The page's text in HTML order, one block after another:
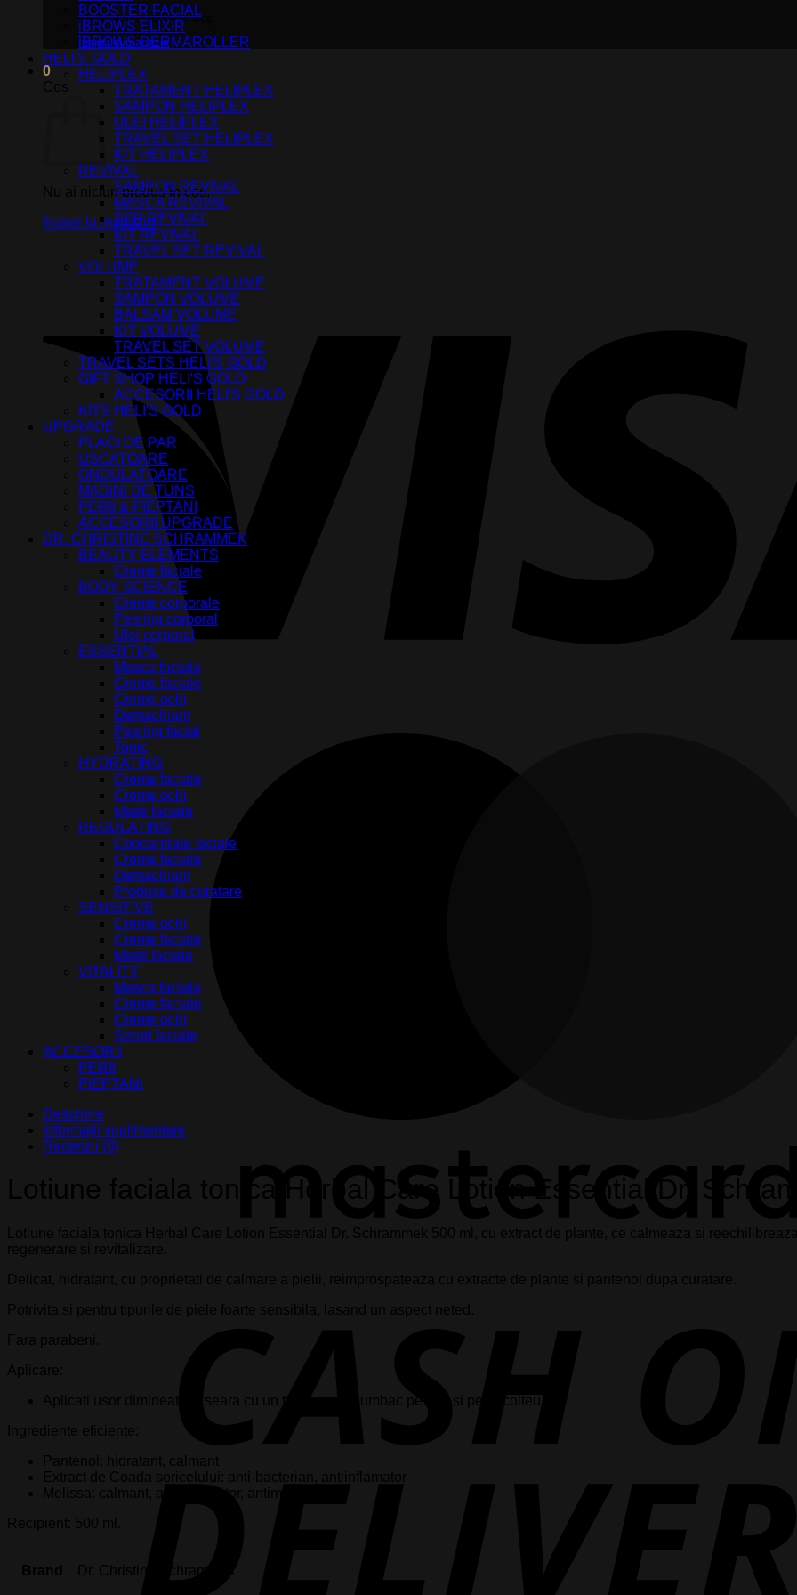
Nu ai niciun produs în coș.
Înapoi la magazin
0
Nu ai niciun produs în coș.
Înapoi la magazin
BOOSTER FACIAL
iBROWS ELIXIR
iBROWS DERMAROLLER
HELI'S GOLD
HELIPLEX
TRATAMENT HELIPLEX
SAMPON HELIPLEX
ULEI HELIPLEX
TRAVEL SET HELIPLEX
KIT HELIPLEX
REVIVAL
SAMPON REVIVAL
MASCA REVIVAL
SER REVIVAL
KIT REVIVAL
TRAVEL SET REVIVAL
VOLUME
TRATAMENT VOLUME
SAMPON VOLUME
BALSAM VOLUME
KIT VOLUME
TRAVEL SET VOLUME
TRAVEL SETS HELI'S GOLD
GIFT SHOP HELI'S GOLD
ACCESORII HELI'S GOLD
KITS HELI'S GOLD
UPGRADE
PLACI DE PAR
USCATOARE
ONDULATOARE
MASINI DE TUNS
PERII & PIEPTANI
ACCESORII UPGRADE
DR. CHRISTINE SCHRAMMEK
BEAUTY ELEMENTS
Creme faciale
BODY SCIENCE
Creme corporale
Peeling corporal
Ulei corporal
ESSENTIAL
Masca faciala
Creme faciale
Creme ochi
Demachiant
Peeling facial
Tonic
HYDRATING
Creme faciale
Creme ochi
Masti faciale
REGULATING
Concentrate faciale
Creme faciale
Demachiant
Produse de curatare
SENSITIVE
Creme ochi
Creme faciale
Masti faciale
VITALITY
Masca faciala
Creme faciale
Creme ochi
Seruri faciale
ACCESORII
PERII
PIEPTANI
Descriere
Informații suplimentare
Recenzii (0)